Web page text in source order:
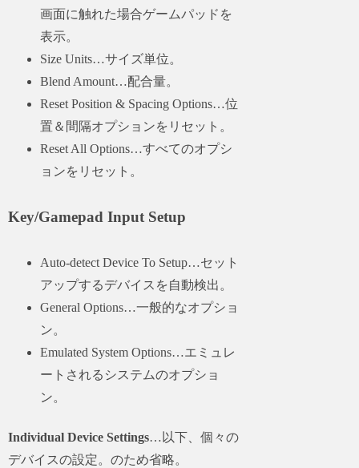
画面に触れた場合ゲームパッドを
表示。
Size Units…サイズ単位。
Blend Amount…配合量。
Reset Position & Spacing Options…位
置＆間隔オプションをリセット。
Reset All Options…すべてのオプシ
ョンをリセット。
Key/Gamepad Input Setup
Auto-detect Device To Setup…セット
アップするデバイスを自動検出。
General Options…一般的なオプショ
ン。
Emulated System Options…エミュレ
ートされるシステムのオプショ
ン。
Individual Device Settings…以下、個々の
デバイスの設定。のため省略。